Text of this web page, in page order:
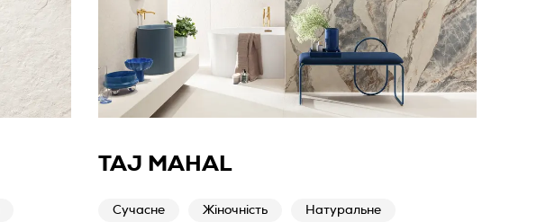
TAJ MAHAL
Сучасне Жіночність Натуральне